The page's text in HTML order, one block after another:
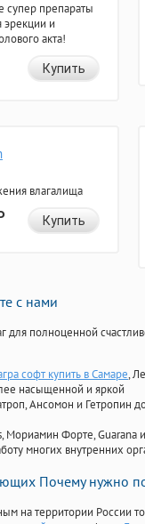
супер препараты
эрекции и
акта!
Купить
влагалища
Купить
с нами
полноценной
софт купить в Самаре,
насыщенной и яркой
Ансомон и Гетропин
Мориамин Форте, Guarana
многих внутренних
Почему нужно
на территории России